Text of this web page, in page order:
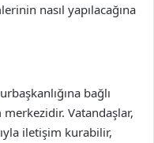
nasıl yapılacağına
bağlı
Vatandaşlar,
iletişim kurabilir,